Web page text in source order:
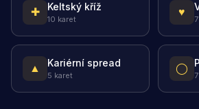
✚ Keltský kříž
10 karet ♥
▲ Kariérní spread
5 karet ◯